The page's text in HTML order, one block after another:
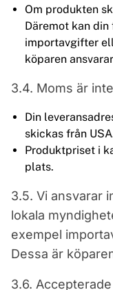
Om produkten
Däremot kan
importavgifter
köparen
3.4. Moms är
Din
skickas från
Produktpriset i
plats.
3.5. Vi ansvarar
lokala
exempel
Dessa är
3.6.